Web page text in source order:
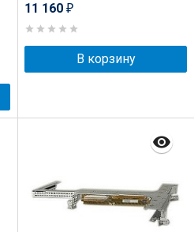
11 160 ₽
В корзину